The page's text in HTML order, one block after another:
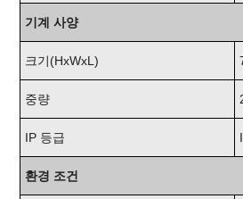
기계 사양
크기(HxWxL)
중량
IP 등급
환경 조건